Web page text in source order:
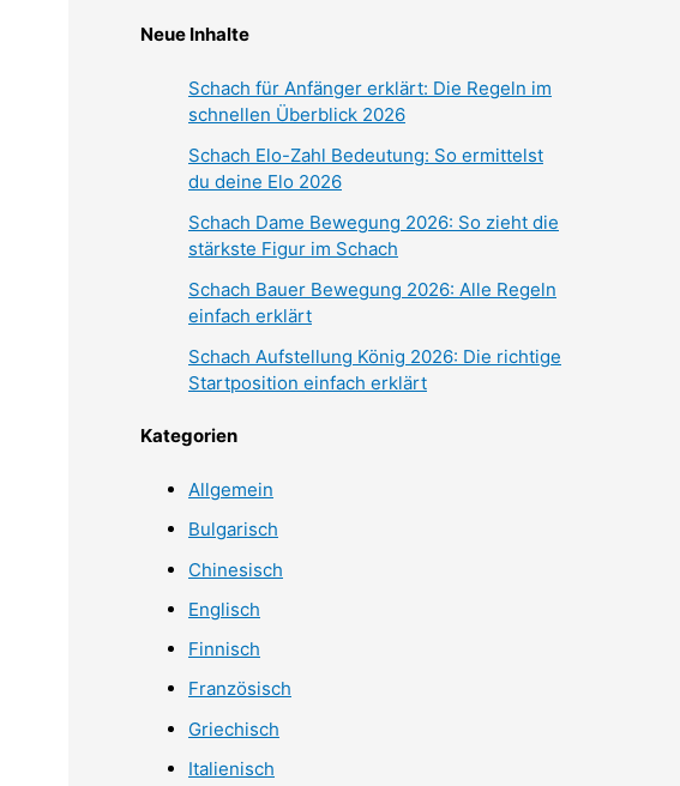
Neue Inhalte
Schach für Anfänger erklärt: Die Regeln im
schnellen Überblick 2026
Schach Elo-Zahl Bedeutung: So ermittelst
du deine Elo 2026
Schach Dame Bewegung 2026: So zieht die
stärkste Figur im Schach
Schach Bauer Bewegung 2026: Alle Regeln
einfach erklärt
Schach Aufstellung König 2026: Die richtige
Startposition einfach erklärt
Kategorien
Allgemein
Bulgarisch
Chinesisch
Englisch
Finnisch
Französisch
Griechisch
Italienisch